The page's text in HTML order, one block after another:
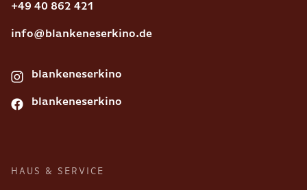
+49 40 862 421
info@blankeneserkino.de
blankeneserkino
blankeneserkino
HAUS & SERVICE